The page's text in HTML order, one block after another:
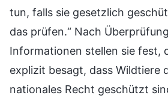
tun, falls sie gesetzlich
das prüfen.“ Nach
Informationen stellen sie fest,
explizit besagt, dass Wildtiere
nationales Recht geschützt